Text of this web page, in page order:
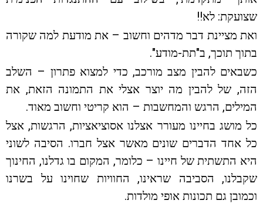
שצועקת: לא!!
ואת מציינת דבר מדהים וחשוב – את מודעת למה שקורה
בתוך תוכך, ב"תת-מודע".
כשבאים להבין מצב מורכב, כדי למצוא פתרון – השלב
הזה, של להבין מה יוצר אצלי את התמונה הזאת, את
המילים, הרגש והמחשבות – הוא קריטי וחשוב מאוד.
כל מושג בחיינו מעורר אצלנו אסוציאציות, הרגשות, אצל
כל אחד הדברים שונים מאשר אצל חברו. הסיבה לשוני
היא התשתית של חיינו – כלומר, המקום בו גדלנו, החינוך
שקבלנו, הסביבה שראינו, החוויות שחוינו על בשרנו
וכמובן גם תכונות אופי מולדות.